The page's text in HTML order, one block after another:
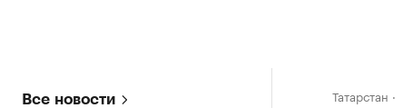
Все новости Татарстан